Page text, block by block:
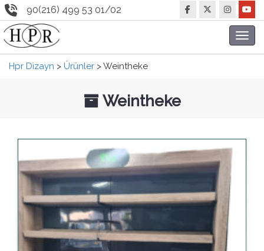
90(216) 499 53 01/02
Hpr Dizayn > Ürünler >Weintheke
Weintheke